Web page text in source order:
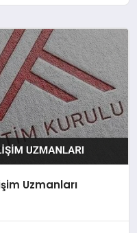
Uzmanları